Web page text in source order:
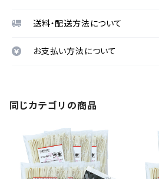
送料・配送方法について
お支払い方法について
同じカテゴリの商品